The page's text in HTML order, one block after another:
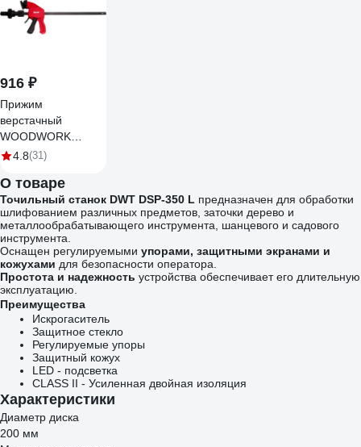
916 ₽
Прижим
верстачный
WOODWORK
вертикальный для
BCB-2560
4.8(31)
О товаре
Точильный станок DWT DSP-350 L предназначен для обработки
шлифованием различных предметов, заточки дерево и
металлообрабатывающего инструмента, шанцевого и садового
инструмента.
Оснащен регулируемыми упорами, защитными экранами и
кожухами для безопасности оператора.
Простота и надежность устройства обеспечивает его длительную
эксплуатацию.
Преимущества
Искрогаситель
Защитное стекло
Регулируемые упоры
Защитный кожух
LED - подсветка
CLASS II - Усиленная двойная изоляция
Характеристики
Диаметр диска
200 мм